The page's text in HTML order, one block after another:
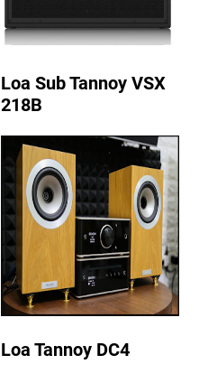
Loa Sub Tannoy VSX
218B
Loa Tannoy DC4